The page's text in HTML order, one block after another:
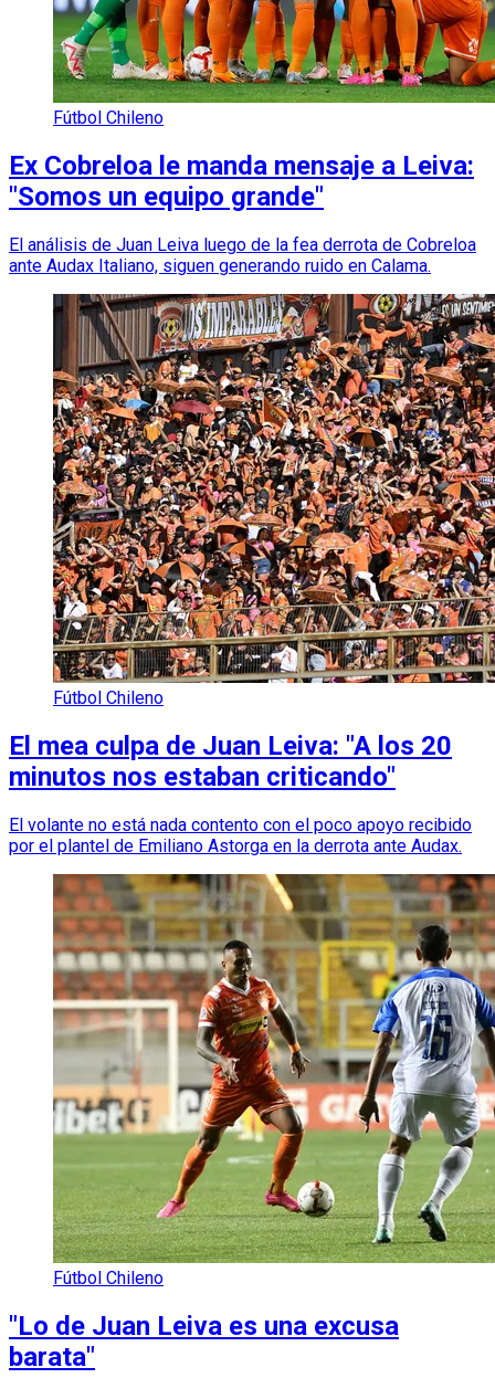
Fútbol Chileno
Ex Cobreloa le manda mensaje a Leiva:
"Somos un equipo grande"
El análisis de Juan Leiva luego de la fea derrota de Cobreloa
ante Audax Italiano, siguen generando ruido en Calama.
Fútbol Chileno
El mea culpa de Juan Leiva: "A los 20
minutos nos estaban criticando"
El volante no está nada contento con el poco apoyo recibido
por el plantel de Emiliano Astorga en la derrota ante Audax.
Fútbol Chileno
"Lo de Juan Leiva es una excusa
barata"